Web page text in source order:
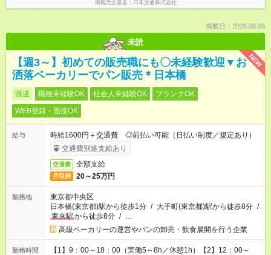
15.5h（休憩3h） ※研修中は実働時間7.5h ※残業は基本的にあり
掲載元企業名 日本交通株式会社
掲載日：2026.08.06
未読
NEW
【週3～】初めての販売職にも〇未経験歓迎▼お
洒落ベーカリーでパン販売＊日本橋
派遣 職種未経験OK 社会人未経験OK
ブランクOK
WEB登録・面接OK
給与
時給1600円＋交通費 ◎前払い可能（日払い制度／規定あり）
交通費別途支給あり
交通費 全額支給
月収例 20～25万円
勤務地
東京都中央区
日本橋(東京都)駅から徒歩1分 / 大手町(東京都)駅から徒歩8分 /
東京駅から徒歩8分 / …
高級ベーカリーの運営やパンの卸売・飲食展開を行う企業
勤務時間
【1】9：00～18：00（実働5～8h／休憩1h）【2】12：00～